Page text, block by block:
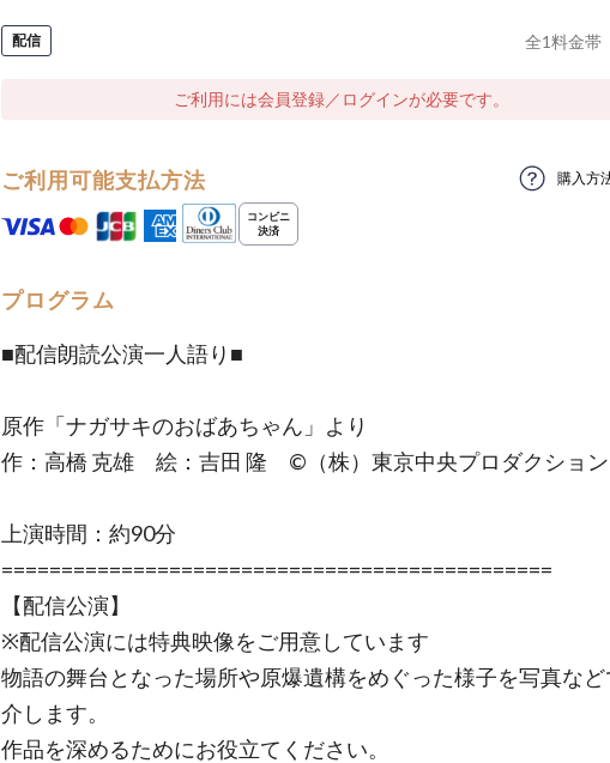
配信 全1料金帯
ご利用には会員登録／ログインが必要です。
ご利用可能支払方法 購入方
プログラム
■配信朗読公演一人語り■
原作「ナガサキのおばあちゃん」より
作：高橋 克雄 絵：吉田 隆 ©（株）東京中央プロダクション
上演時間：約90分
==============================================
【配信公演】
※配信公演には特典映像をご用意しています
物語の舞台となった場所や原爆遺構をめぐった様子を写真な
介します。
作品を深めるためにお役立てください。